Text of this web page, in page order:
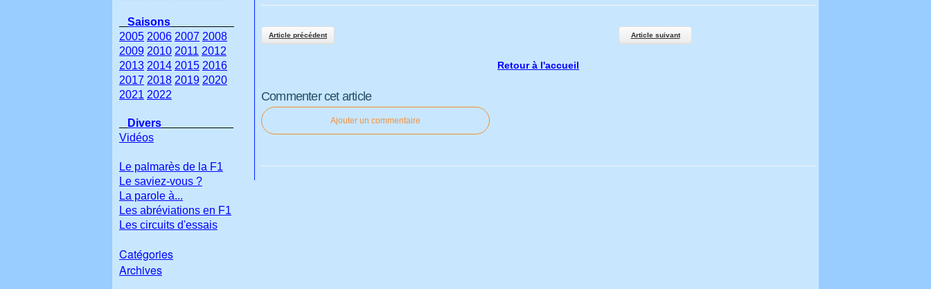
Article précédent Article suivant
Retour à l'accueil
Commenter cet article
Ajouter un commentaire
Saisons
2005 2006 2007 2008
2009 2010 2011 2012
2013 2014 2015 2016
2017 2018 2019 2020
2021 2022
Divers
Vidéos
Le palmarès de la F1
Le saviez-vous ?
La parole à...
Les abréviations en F1
Les circuits d'essais
Catégories
Archives